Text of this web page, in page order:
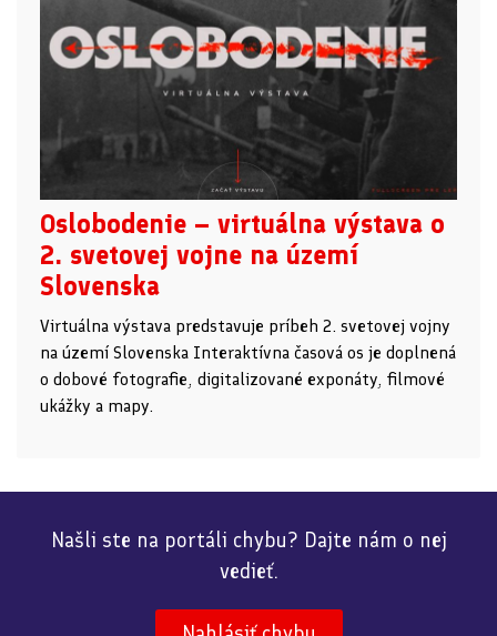
Oslobodenie – virtuálna výstava o
2. svetovej vojne na území
Slovenska
Virtuálna výstava predstavuje príbeh 2. svetovej vojny
na území Slovenska Interaktívna časová os je doplnená
o dobové fotografie, digitalizované exponáty, filmové
ukážky a mapy.
Našli ste na portáli chybu? Dajte nám o nej
vedieť.